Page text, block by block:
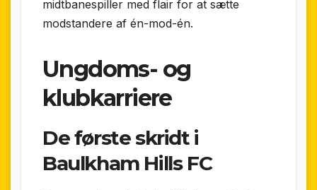
midtbanespiller med flair for at sætte
modstandere af én-mod-én.
Ungdoms- og
klubkarriere
De første skridt i
Baulkham Hills FC